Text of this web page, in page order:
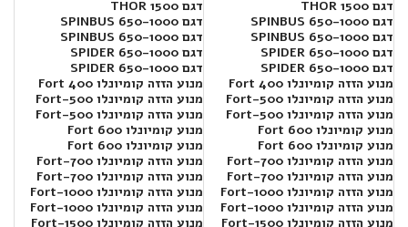
דגם THOR 1500
דגם SPINBUS 650-1000
דגם SPINBUS 650-1000
דגם SPIDER 650-1000
דגם SPIDER 650-1000
מנוע הזזה קומיונלו Fort 400
מנוע הזזה קומיונלו Fort-500
מנוע הזזה קומיונלו Fort-500
מנוע קומיונלו 600 Fort
מנוע קומיונלו 600 Fort
מנוע הזזה קומיונלו Fort-700
מנוע הזזה קומיונלו Fort-700
מנוע הזזה קומיונלו Fort-1000
מנוע הזזה קומיונלו Fort-1000
מנוע הזזה קומיונלו Fort-1500
דגם THOR 1500
דגם SPINBUS 650-1000
דגם SPINBUS 650-1000
דגם SPIDER 650-1000
דגם SPIDER 650-1000
מנוע הזזה קומיונלו Fort 400
מנוע הזזה קומיונלו Fort-500
מנוע הזזה קומיונלו Fort-500
מנוע קומיונלו 600 Fort
מנוע קומיונלו 600 Fort
מנוע הזזה קומיונלו Fort-700
מנוע הזזה קומיונלו Fort-700
מנוע הזזה קומיונלו Fort-1000
מנוע הזזה קומיונלו Fort-1000
מנוע הזזה קומיונלו Fort-1500